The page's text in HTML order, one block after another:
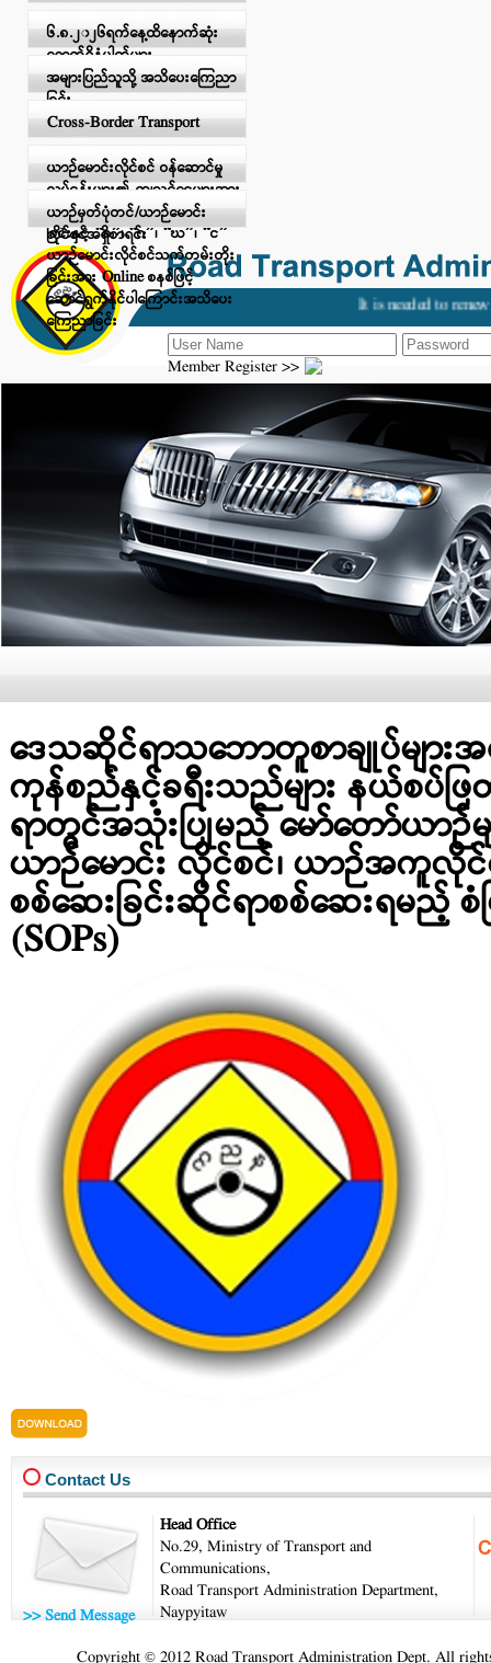
၆.၈.၂၀၂၆ရက်နေ့ထိနောက်ဆုံး
ရောက်ရှိနံပါတ်များ
အများပြည်သူသို့ အသိပေးကြေညာ
ခြင်း
Cross-Border Transport
ယာဉ်မောင်းလိုင်စင် ဝန်ဆောင်မှု
လုပ်ငန်းများ၏ ကျသင့်ငွေများအား
Digital Payment ဖြင့် ငွေပေးချေ
ခြင်းနှင့် “ခ”၊ “ဂ”၊ “ဃ”၊ “င”
ယာဉ်မောင်းလိုင်စင်သက်တမ်းတိုး
ခြင်းအား Online စနစ်ဖြင့်
ဆောင်ရွက်နိုင်ပါကြောင်းအသိပေး
ကြေညာခြင်း
ယာဉ်မှတ်ပုံတင်/ယာဉ်မောင်း
လိုင်စင်အရှိစာရင်း
It is needed to
Member Register >>
ဒေသဆိုင်ရာသဘောတူစာချုပ်များ
ကုန်စည်နှင့်ခရီးသည်များ နယ်စပ်
ရာတွင်အသုံးပြုမည့် မော်တော်ယာဉ်
ယာဉ်မောင်း လိုင်စင်၊ ယာဉ်အကူလိုင်
စစ်ဆေးခြင်းဆိုင်ရာစစ်ဆေးရမည့် စံ
(SOPs)
sop.pdf
Contact Us
>> Send Message
Head Office
No.29, Ministry of Transport and
Communications,
Road Transport Administration Department,
Naypyitaw
Copyright © 2012 Road Transport Administration Dept. All